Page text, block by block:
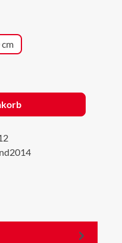
cm
gewünschten